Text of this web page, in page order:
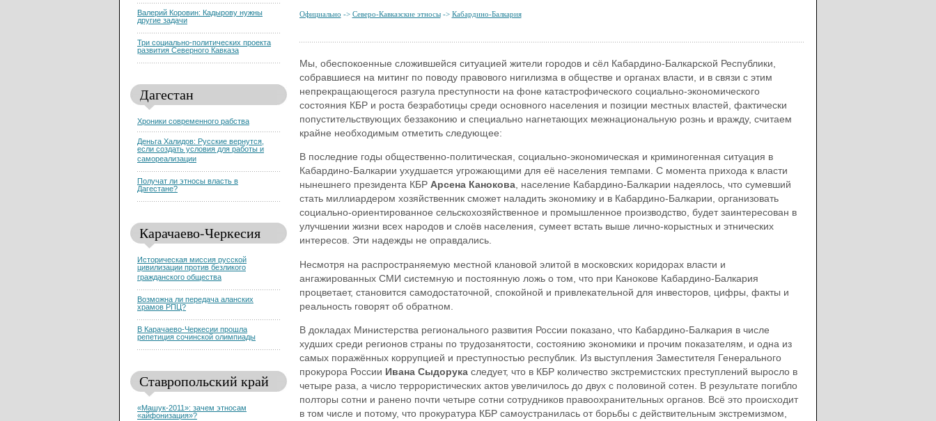
Валерий Коровин: Кадырову нужны
другие задачи
Три социально-политических проекта
развития Северного Кавказа
Дагестан
Хроники современного рабства
Деньга Халидов: Русские вернутся,
если создать условия для работы и
самореализации
Получат ли этносы власть в
Дагестане?
Карачаево-Черкесия
Историческая миссия русской
цивилизации против безликого
гражданского общества
Возможна ли передача аланских
храмов РПЦ?
В Карачаево-Черкесии прошла
репетиция сочинской олимпиады
Ставропольский край
«Машук-2011»: зачем этносам
«айфонизация»?
Официально -> Северо-Кавказские этносы -> Кабардино-Балкария
Мы, обеспокоенные сложившейся ситуацией жители городов и сёл Кабардино-Балкарской Республики,
собравшиеся на митинг по поводу правового нигилизма в обществе и органах власти, и в связи с этим
непрекращающегося разгула преступности на фоне катастрофического социально-экономического
состояния КБР и роста безработицы среди основного населения и позиции местных властей, фактически
попустительствующих беззаконию и специально нагнетающих межнациональную рознь и вражду, считаем
крайне необходимым отметить следующее:
В последние годы общественно-политическая, социально-экономическая и криминогенная ситуация в
Кабардино-Балкарии ухудшается угрожающими для её населения темпами. С момента прихода к власти
нынешнего президента КБР Арсена Канокова, население Кабардино-Балкарии надеялось, что сумевший
стать миллиардером хозяйственник сможет наладить экономику и в Кабардино-Балкарии, организовать
социально-ориентированное сельскохозяйственное и промышленное производство, будет заинтересован в
улучшении жизни всех народов и слоёв населения, сумеет встать выше лично-корыстных и этнических
интересов. Эти надежды не оправдались.
Несмотря на распространяемую местной клановой элитой в московских коридорах власти и
ангажированных СМИ системную и постоянную ложь о том, что при Канокове Кабардино-Балкария
процветает, становится самодостаточной, спокойной и привлекательной для инвесторов, цифры, факты и
реальность говорят об обратном.
В докладах Министерства регионального развития России показано, что Кабардино-Балкария в числе
худших среди регионов страны по трудозанятости, состоянию экономики и прочим показателям, и одна из
самых поражённых коррупцией и преступностью республик. Из выступления Заместителя Генерального
прокурора России Ивана Сыдорукаследует, что в КБР количество экстремистских преступлений выросло в
четыре раза, а число террористических актов увеличилось до двух с половиной сотен. В результате погибло
полторы сотни и ранено почти четыре сотни сотрудников правоохранительных органов. Всё это происходит
в том числе и потому, что прокуратура КБР самоустранилась от борьбы с действительным экстремизмом,